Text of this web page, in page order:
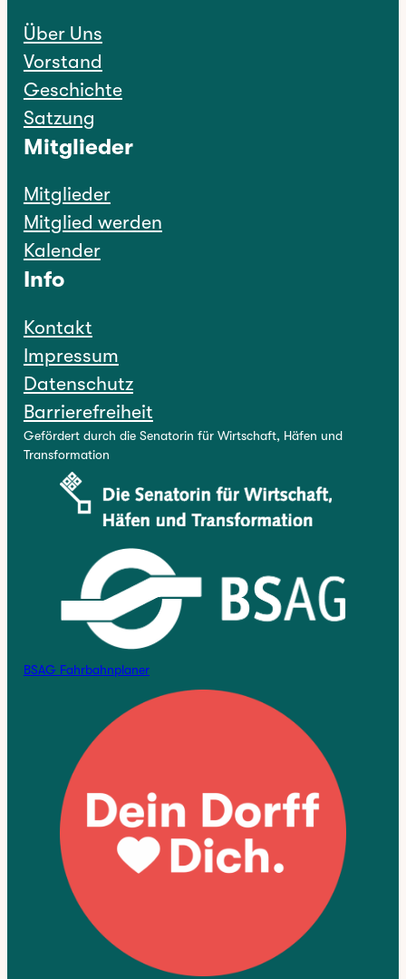
Über Uns
Vorstand
Geschichte
Satzung
Mitglieder
Mitglieder
Mitglied werden
Kalender
Info
Kontakt
Impressum
Datenschutz
Barrierefreiheit
Gefördert durch die Senatorin für Wirtschaft, Häfen und
Transformation
BSAG Fahrbahnplaner